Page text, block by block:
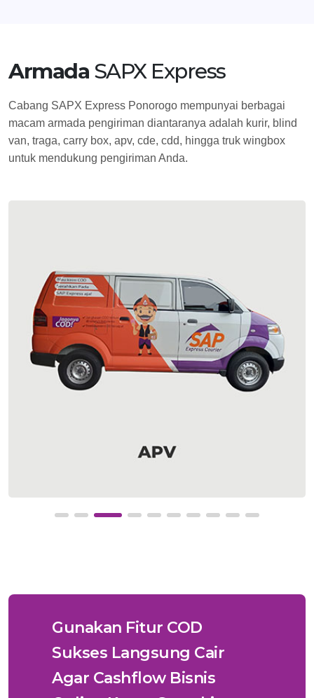
Armada SAPX Express
Cabang SAPX Express Ponorogo mempunyai berbagai
macam armada pengiriman diantaranya adalah kurir, blind
van, traga, carry box, apv, cde, cdd, hingga truk wingbox
untuk mendukung pengiriman Anda.
Gunakan Fitur COD
Sukses Langsung Cair
Agar Cashflow Bisnis